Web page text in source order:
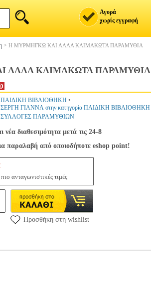
Αγορά
χωρίς εγγραφή
> Η ΜΥΡΜΗΓΚΩ ΚΑΙ ΑΛΛΑ ΚΛΙΜΑΚΩΤΑ ΠΑΡΑΜΥΘΙΑ
ΑΛΛΑ ΚΛΙΜΑΚΩΤΑ ΠΑΡΑΜΥΘΙΑ
ΠΑΙΔΙΚΗ ΒΙΒΛΙΟΘΗΚΗ •
ΣΕΡΓΗ ΓΙΑΝΝΑ στην κατηγορία ΠΑΙΔΙΚΗ ΒΙΒΛΙΟΘΗΚΗ
ΣΥΛΛΟΓΕΣ ΠΑΡΑΜΥΘΙΩΝ
νέα διαθεσιμότητα μετά τις 24-8
παραλαβή από οποιοδήποτε eshop point!
ανταγωνιστικές τιμές
Προσθήκη στη wishlist